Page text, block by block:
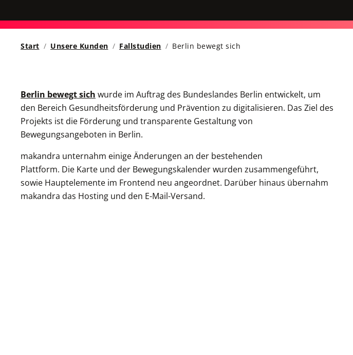
Start Unsere Kunden Fallstudien Berlin bewegt sich
Berlin bewegt sich wurde im Auftrag des Bundeslandes Berlin entwickelt, um
den Bereich Gesundheitsförderung und Prävention zu digitalisieren. Das Ziel des
Projekts ist die Förderung und transparente Gestaltung von
Bewegungsangeboten in Berlin.
makandra unternahm einige Änderungen an der bestehenden
Plattform. Die Karte und der Bewegungskalender wurden zusammengeführt,
sowie Hauptelemente im Frontend neu angeordnet. Darüber hinaus übernahm
makandra das Hosting und den E-Mail-Versand.